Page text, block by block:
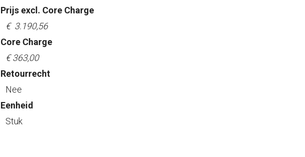
Prijs excl. Core Charge
€ 3.190,56
Core Charge
€ 363,00
Retourrecht
Nee
Eenheid
Stuk